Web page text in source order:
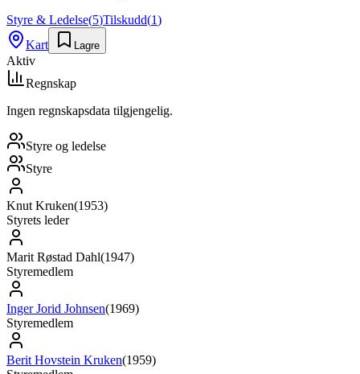
Styre & Ledelse(5)Tilskudd(1)
Kart
Lagre
Aktiv
Regnskap
Ingen regnskapsdata tilgjengelig.
Styre og ledelse
Styre
Knut Kruken(1953)
Styrets leder
Marit Røstad Dahl(1947)
Styremedlem
Inger Jorid Johnsen(1969)
Styremedlem
Berit Hovstein Kruken(1959)